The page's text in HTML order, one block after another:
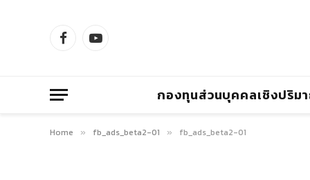
FacebookYouTube
กองทุนส่วนบุคคลเชิงปริม
Home » fb_ads_beta2-01 » fb_ads_beta2-01